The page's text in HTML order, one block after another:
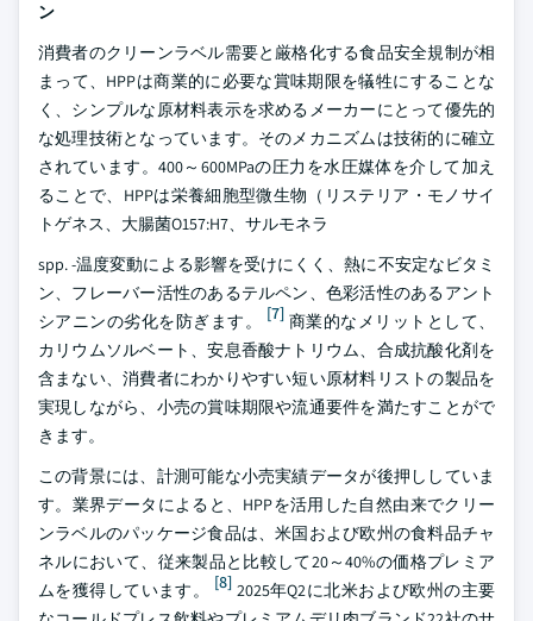
ン
消費者のクリーンラベル需要と厳格化する食品安全規制が相
まって、HPPは商業的に必要な賞味期限を犠牲にすることな
く、シンプルな原材料表示を求めるメーカーにとって優先的
な処理技術となっています。そのメカニズムは技術的に確立
されています。400～600MPaの圧力を水圧媒体を介して加え
ることで、HPPは栄養細胞型微生物（リステリア・モノサイ
トゲネス、大腸菌O157:H7、サルモネラ
spp. -温度変動による影響を受けにくく、熱に不安定なビタミ
ン、フレーバー活性のあるテルペン、色彩活性のあるアント
シアニンの劣化を防ぎます。
[7] 商業的なメリットとして、
カリウムソルベート、安息香酸ナトリウム、合成抗酸化剤を
含まない、消費者にわかりやすい短い原材料リストの製品を
実現しながら、小売の賞味期限や流通要件を満たすことがで
きます。
この背景には、計測可能な小売実績データが後押ししていま
す。業界データによると、HPPを活用した自然由来でクリー
ンラベルのパッケージ食品は、米国および欧州の食料品チャ
ネルにおいて、従来製品と比較して20～40%の価格プレミア
ムを獲得しています。
[8] 2025年Q2に北米および欧州の主要